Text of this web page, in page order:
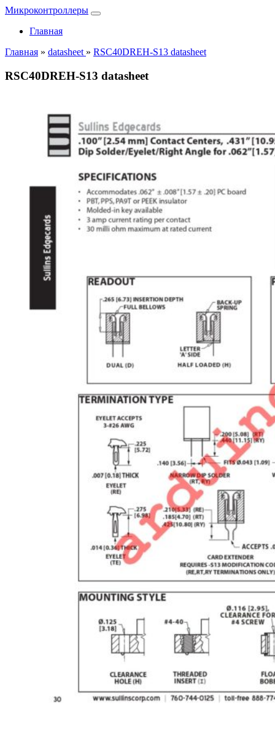
Микроконтроллеры
Главная
Главная » datasheet » RSC40DREH-S13 datasheet
RSC40DREH-S13 datasheet